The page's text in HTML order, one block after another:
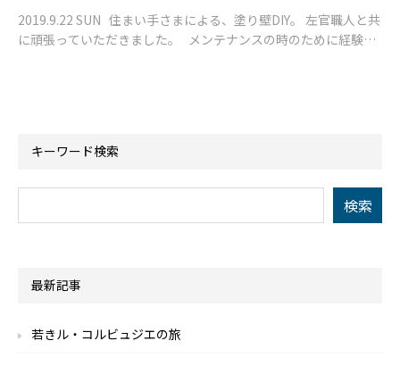
2019.9.22 SUN 住まい手さまによる、塗り壁DIY。 左官職人と共
に頑張っていただきました。 メンテナンスの時のために経験し
キーワード検索
最新記事
若きル・コルビュジエの旅